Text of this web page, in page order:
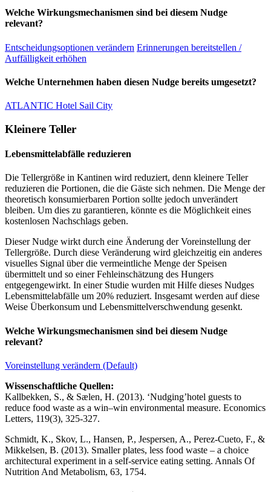
Welche Wirkungsmechanismen sind bei diesem Nudge
relevant?
Entscheidungsoptionen verändern Erinnerungen bereitstellen /
Auffälligkeit erhöhen
Welche Unternehmen haben diesen Nudge bereits umgesetzt?
ATLANTIC Hotel Sail City
Kleinere Teller
Lebensmittelabfälle reduzieren
Die Tellergröße in Kantinen wird reduziert, denn kleinere Teller
reduzieren die Portionen, die die Gäste sich nehmen. Die Menge der
theoretisch konsumierbaren Portion sollte jedoch unverändert
bleiben. Um dies zu garantieren, könnte es die Möglichkeit eines
kostenlosen Nachschlags geben.
Dieser Nudge wirkt durch eine Änderung der Voreinstellung der
Tellergröße. Durch diese Veränderung wird gleichzeitig ein anderes
visuelles Signal über die vermeintliche Menge der Speisen
übermittelt und so einer Fehleinschätzung des Hungers
entgegengewirkt. In einer Studie wurden mit Hilfe dieses Nudges
Lebensmittelabfälle um 20% reduziert. Insgesamt werden auf diese
Weise Überkonsum und Lebensmittelverschwendung gesenkt.
Welche Wirkungsmechanismen sind bei diesem Nudge
relevant?
Voreinstellung verändern (Default)
Wissenschaftliche Quellen:
Kallbekken, S., & Sælen, H. (2013). ‘Nudging’hotel guests to
reduce food waste as a win–win environmental measure. Economics
Letters, 119(3), 325-327.
Schmidt, K., Skov, L., Hansen, P., Jespersen, A., Perez-Cueto, F., &
Mikkelsen, B. (2013). Smaller plates, less food waste – a choice
architectural experiment in a self-service eating setting. Annals Of
Nutrition And Metabolism, 63, 1754.